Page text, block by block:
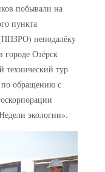
побывали на
пункта
неподалёку
городе Озёрск
технический тур
по обращению с
экологии».